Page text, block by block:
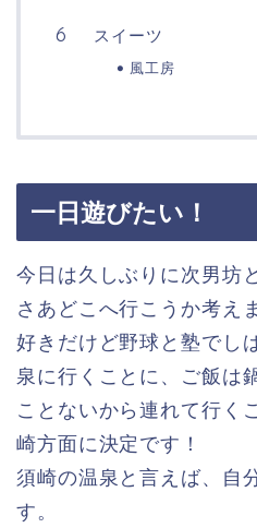
スイーツ
風工房
一日遊びたい！
今日は久しぶりに次男坊
さあどこへ行こうか考え
好きだけど野球と塾でし
泉に行くことに、ご飯は
ことないから連れて行く
崎方面に決定です！
須崎の温泉と言えば、自
す。